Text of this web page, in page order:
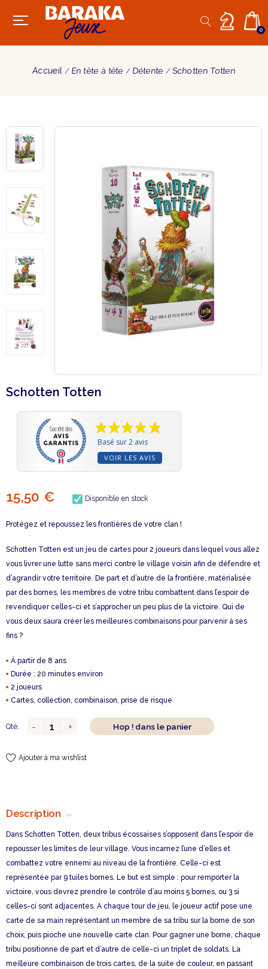
0
Accueil En tête à tête Détente Schotten Totten
Schotten Totten
Basé sur 2 avis
VOIR LES AVIS
15,50 € Disponible en stock
Protégez et repoussez les frontières de votre clan !
Schotten Totten est un jeu de cartes pour 2 joueurs dans lequel vous allez
vous livrer une lutte sans merci contre le village voisin afin de défendre et
d’agrandir votre territoire. De part et d’autre de la frontière, matérialisée
par des bornes, les membres de votre tribu combattent dans l’espoir de
revendiquer celles-ci et s’approcher un peu plus de la victoire. Qui de
vous deux saura créer les meilleures combinaisons pour parvenir à ses
fins ?
À partir de 8 ans
Durée : 20 minutes environ
2 joueurs
Cartes, collection, combinaison, prise de risque
Qté: Hop ! dans le panier
Ajouter à ma wishlist
Description
Dans Schotten Totten, deux tribus écossaises s’opposent dans l’espoir de
repousser les limites de leur village. Vous incarnez l’une d’elles et
combattez votre ennemi au niveau de la frontière. Celle-ci est
représentée par 9 tuiles bornes. Le but est simple : pour remporter la
victoire, vous devrez prendre le contrôle d’au moins 5 bornes, ou 3 si
celles-ci sont adjacentes. A chaque tour de jeu, le joueur actif pose une
carte de sa main représentant un membre de sa tribu sur la borne de son
choix, puis pioche une nouvelle carte clan. Pour gagner une borne, chaque
tribu positionne de part et d’autre de celle-ci un triplet de soldats. La
meilleure combinaison de trois cartes, de la suite de couleur, en passant